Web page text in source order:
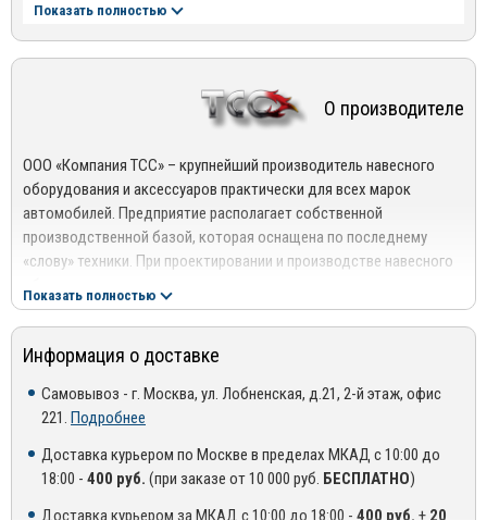
Показать полностью
О производителе
ООО «Компания ТСС» – крупнейший производитель навесного
оборудования и аксессуаров практически для всех марок
автомобилей. Предприятие располагает собственной
производственной базой, которая оснащена по последнему
«слову» техники. При проектировании и производстве навесного
технологические решения.
Профессионализм, опыт и компетентность специалистов
компании в сочетании с применением высококачественных
материалов позволяет создавать качественные изделия,
отвечающие международным стандартам и нормам. Благодаря
отношения с ведущими автосалонами столицы и регионов.
Показать полностью
Информация о доставке
Самовывоз - г. Москва, ул. Лобненская, д.21, 2-й этаж, офис
221. Подробнее
Доставка курьером по Москве в пределах МКАД с 10:00 до
18:00 - 400 руб. (при заказе от 10 000 руб. БЕСПЛАТНО)
Доставка курьером за МКАД с 10:00 до 18:00 - 400 руб. + 20